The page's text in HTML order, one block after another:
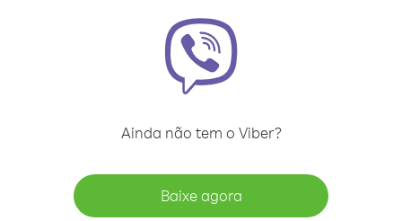
Ainda não tem o Viber?
Baixe agora